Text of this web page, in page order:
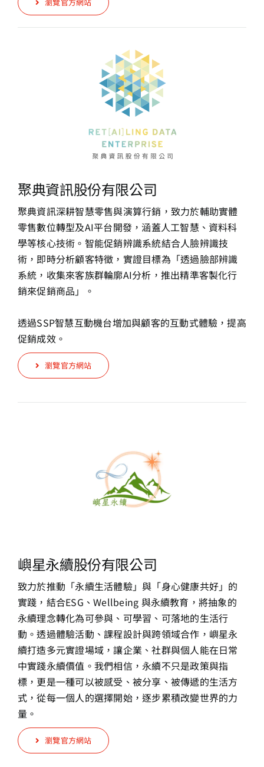
聚典資訊股份有限公司
聚典資訊深耕智慧零售與演算行銷，致力於輔助實體
零售數位轉型及AI平台開發，涵蓋人工智慧、資料科
學等核心技術。智能促銷辨識系統結合人臉辨識技
術，即時分析顧客特徵，實證目標為「透過臉部辨識
系統，收集來客族群輪廓AI分析，推出精準客製化行
銷來促銷商品」。
透過SSP智慧互動機台增加與顧客的互動式體驗，提高
促銷成效。
瀏覽官方網站
嶼星永續股份有限公司
致力於推動「永續生活體驗」與「身心健康共好」的
實踐，結合ESG、Wellbeing 與永續教育，將抽象的
永續理念轉化為可參與、 可學習、可落地的生活行
動。透過體驗活動、課程設計與跨領域合作，嶼星永
續打造多元實證場域，讓企業、社群與個人能在日常
中實踐永續價值。我們相信，永續不只是政策與指
標，更是一種可以被感受、被分享、被傳遞的生活方
式，從每一個人的選擇開始，逐步累積改變世界的力
量。
瀏覽官方網站